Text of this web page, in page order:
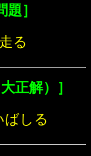
題］
る
正解）］
ばしる